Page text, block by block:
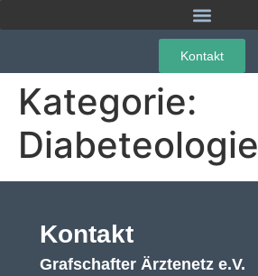
Kontakt
Kategorie:
Diabeteologie
Kontakt
Grafschafter Ärztenetz e.V.